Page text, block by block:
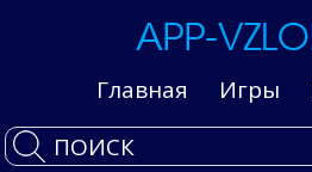
Главная Игры